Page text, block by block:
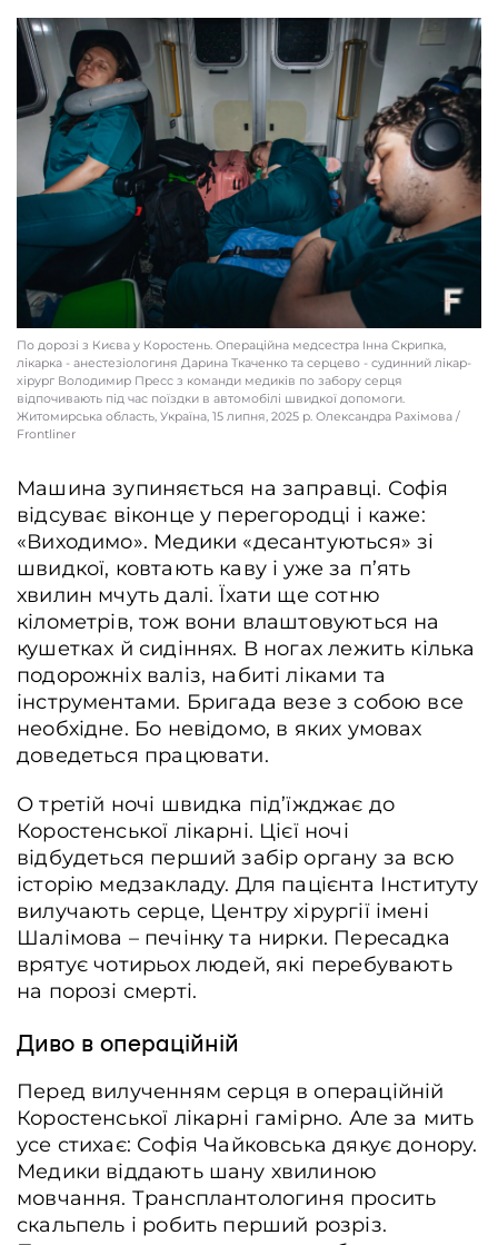
По дорозі з Києва у Коростень. Операційна медсестра Інна Скрипка,
лікарка - анестезіологиня Дарина Ткаченко та серцево - судинний лікар-
хірург Володимир Пресс з команди медиків по забору серця
відпочивають під час поїздки в автомобілі швидкої допомоги.
Житомирська область, Україна, 15 липня, 2025 р. Олександра Рахімова /
Frontliner
Машина зупиняється на заправці. Софія
відсуває віконце у перегородці і каже:
«Виходимо». Медики «десантуються» зі
швидкої, ковтають каву і уже за п’ять
хвилин мчуть далі. Їхати ще сотню
кілометрів, тож вони влаштовуються на
кушетках й сидіннях. В ногах лежить кілька
подорожніх валіз, набиті ліками та
інструментами. Бригада везе з собою все
необхідне. Бо невідомо, в яких умовах
доведеться працювати.
О третій ночі швидка під’їжджає до
Коростенської лікарні. Цієї ночі
відбудеться перший забір органу за всю
історію медзакладу. Для пацієнта Інституту
вилучають серце, Центру хірургії імені
Шалімова – печінку та нирки. Пересадка
врятує чотирьох людей, які перебувають
на порозі смерті.
Диво в операційній
Перед вилученням серця в операційній
Коростенської лікарні гамірно. Але за мить
усе стихає: Софія Чайковська дякує донору.
Медики віддають шану хвилиною
мовчання. Трансплантологиня просить
скальпель і робить перший розріз.